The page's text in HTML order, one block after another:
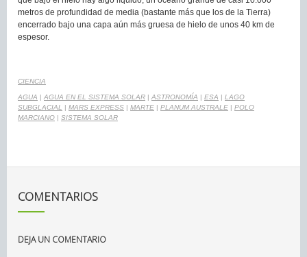
metros de profundidad de media (bastante más que los de la Tierra)
encerrado bajo una capa aún más gruesa de hielo de unos 40 km de
espesor.
CIENCIA
AGUA | AGUA EN EL SISTEMA SOLAR | ASTRONOMÍA | ESA | LAGO
SUBGLACIAL
| MARS EXPRESS | MARTE | PLANUM AUSTRALE | POLO
MARCIANO | SISTEMA SOLAR
COMENTARIOS
DEJA UN COMENTARIO